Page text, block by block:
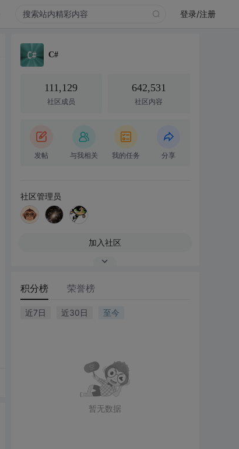
登录/注册
C#
111,129
社区成员
642,531
社区内容
发帖 与我相关 我的任务 分享
社区管理员
加入社区
积分榜 荣誉榜
近7日 近30日 至今
暂无数据